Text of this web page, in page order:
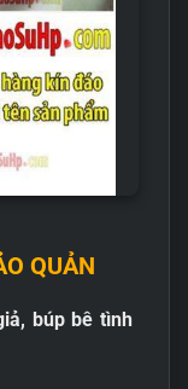
QUẢN
búp bê tình